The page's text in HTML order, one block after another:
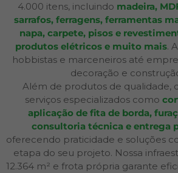
4.000 itens, incluindo madeira,
sarrafos, ferragens, ferramentas
napa, carpete, pisos e
produtos elétricos e muito mais.
hobbistas e marceneiros até
decoração e
Além de produtos de qualidade,
serviços especializados como
aplicação de fita de borda,
consultoria técnica e entrega
oferecendo praticidade e soluções
etapa do seu projeto. Nossa
12.364 m² e frota própria garante